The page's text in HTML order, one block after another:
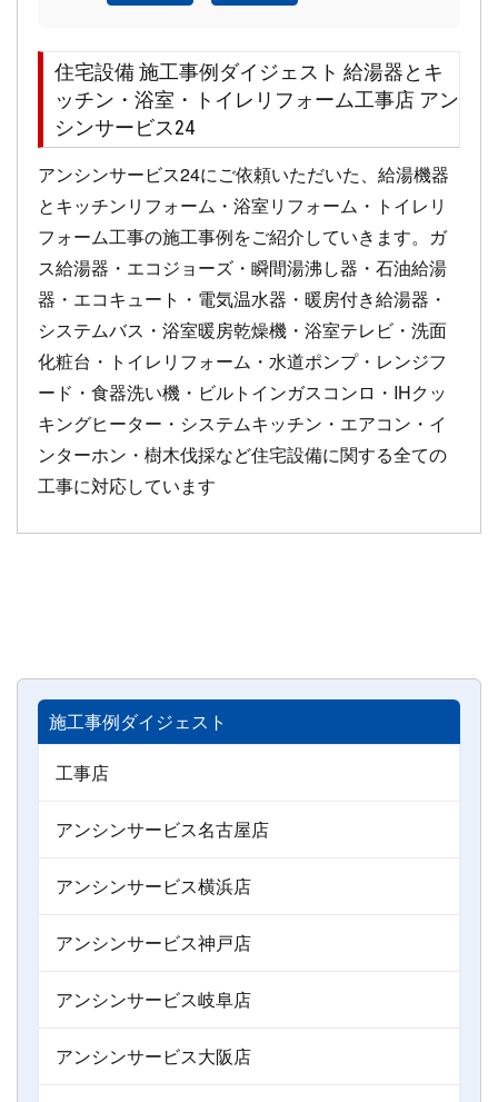
住宅設備 施工事例ダイジェスト 給湯器とキ
ッチン・浴室・トイレリフォーム工事店 アン
シンサービス24
アンシンサービス24にご依頼いただいた、給湯機器
とキッチンリフォーム・浴室リフォーム・トイレリ
フォーム工事の施工事例をご紹介していきます。ガ
ス給湯器・エコジョーズ・瞬間湯沸し器・石油給湯
器・エコキュート・電気温水器・暖房付き給湯器・
システムバス・浴室暖房乾燥機・浴室テレビ・洗面
化粧台・トイレリフォーム・水道ポンプ・レンジフ
ード・食器洗い機・ビルトインガスコンロ・IHクッ
キングヒーター・システムキッチン・エアコン・イ
ンターホン・樹木伐採など住宅設備に関する全ての
工事に対応しています
施工事例ダイジェスト
工事店
アンシンサービス名古屋店
アンシンサービス横浜店
アンシンサービス神戸店
アンシンサービス岐阜店
アンシンサービス大阪店